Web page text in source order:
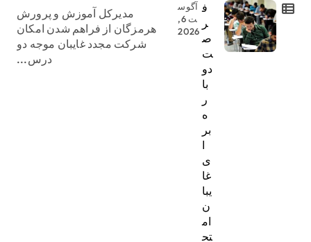
ف
ر
ص
ت
دو
با
ر
ه
بر
ا
ی
غا
یبا
ن
ام
تح
آگوس
ت 6,
2026
مدیرکل آموزش و پرورش
هرمزگان از فراهم شدن امکان
شرکت مجدد غایبان موجه دو
درس...